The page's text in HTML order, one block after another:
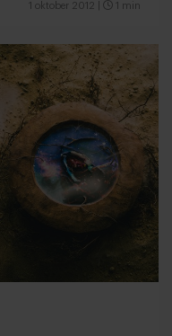
1 oktober 2012 1 min